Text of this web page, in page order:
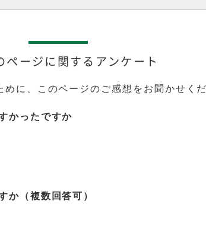
ページに関するアンケート
めに、このページのご感想をお聞かせく
かったですか
か（複数回答可）